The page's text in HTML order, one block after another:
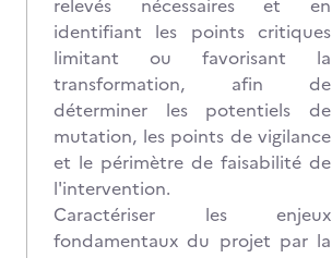
relevés nécessaires et en
identifiant les points critiques
limitant ou favorisant la
transformation, afin de
déterminer les potentiels de
mutation, les points de vigilance
et le périmètre de faisabilité de
l'intervention.
Caractériser les enjeux
fondamentaux du projet par la